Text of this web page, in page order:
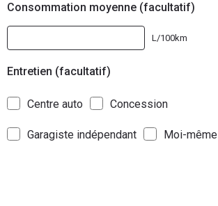
Consommation moyenne (facultatif)
L/100km
Entretien (facultatif)
Centre auto Concession
Garagiste indépendant Moi-même